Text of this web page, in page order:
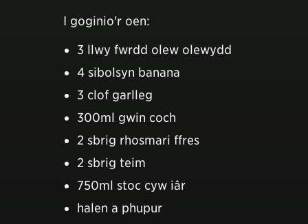
I goginio'r oen:
3 llwy fwrdd olew olewydd
4 sibolsyn banana
3 clof garlleg
300ml gwin coch
2 sbrig rhosmari ffres
2 sbrig teim
750ml stoc cyw iâr
halen a phupur